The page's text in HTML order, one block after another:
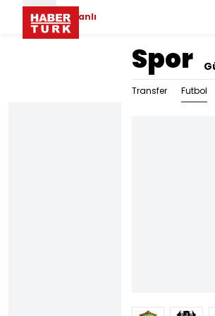
Canlı
Spor
Transfer Futbol